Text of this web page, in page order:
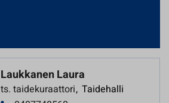
Laukkanen Laura
ts. taidekuraattori, Taidehalli